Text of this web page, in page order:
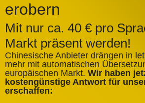
erobern
Mit nur ca. 40 € pro
Markt präsent werden!
Chinesische Anbieter drängen in
mehr mit automatischen
europäischen Markt. Wir haben
kostengünstige Antwort für
erschaffen: